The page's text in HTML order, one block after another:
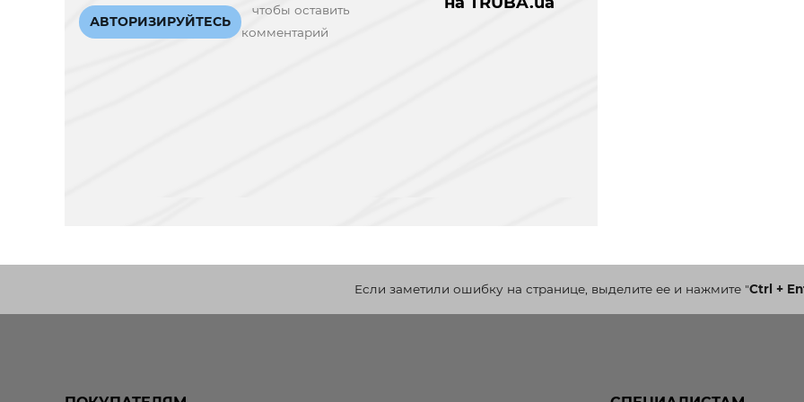
АВТОРИЗИРУЙТЕСЬ
чтобы оставить
комментарий
Если заметили ошибку на странице, выделите ее и нажмите"Ctrl +